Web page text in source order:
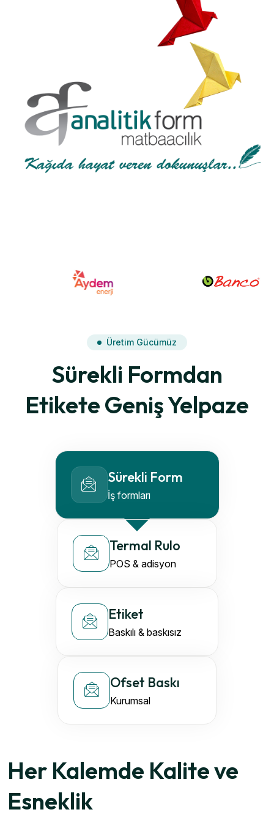
Üretim Gücümüz
Sürekli Formdan
Etikete Geniş Yelpaze
Sürekli Form
İş formları
Termal Rulo
POS & adisyon
Etiket
Baskılı & baskısız
Ofset Baskı
Kurumsal
Her Kalemde Kalite ve
Esneklik